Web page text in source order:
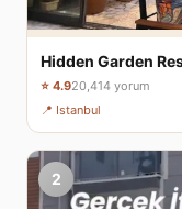
Hidden Garden
⭐ 4.920,414 yorum
📍 Istanbul
2